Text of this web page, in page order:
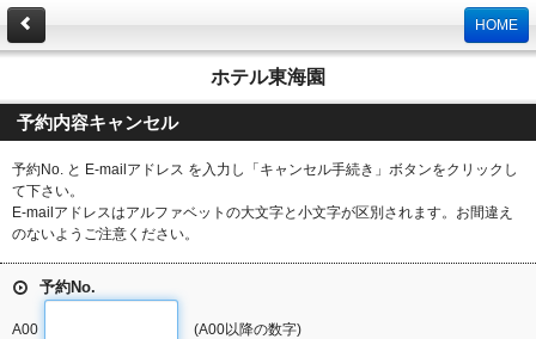
HOME
ホテル東海園
予約内容キャンセル
予約No. と E-mailアドレス を入力し「キャンセル手続き」ボタンをクリックし
て下さい。
E-mailアドレスはアルファベットの大文字と小文字が区別されます。お間違え
のないようご注意ください。
予約No.
A00 (A00以降の数字)